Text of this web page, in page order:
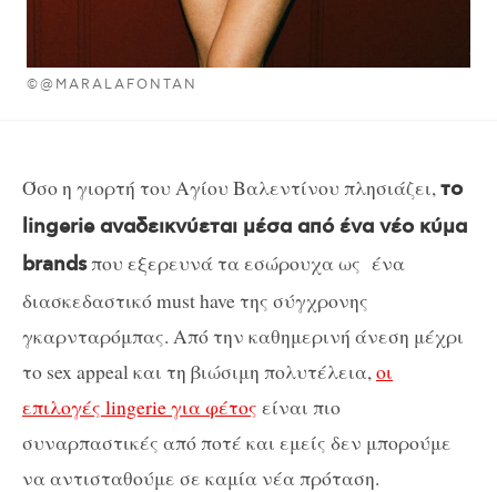
©@MARALAFONTAN
Όσο η γιορτή του Αγίου Βαλεντίνου πλησιάζει, το
lingerie αναδεικνύεται μέσα από ένα νέο κύμα
brandsπου εξερευνά τα εσώρουχα ως ένα
διασκεδαστικό must have της σύγχρονης
γκαρνταρόμπας. Από την καθημερινή άνεση μέχρι
το sex appeal και τη βιώσιμη πολυτέλεια, οι
επιλογές lingerie για φέτος είναι πιο
συναρπαστικές από ποτέ και εμείς δεν μπορούμε
να αντισταθούμε σε καμία νέα πρόταση.